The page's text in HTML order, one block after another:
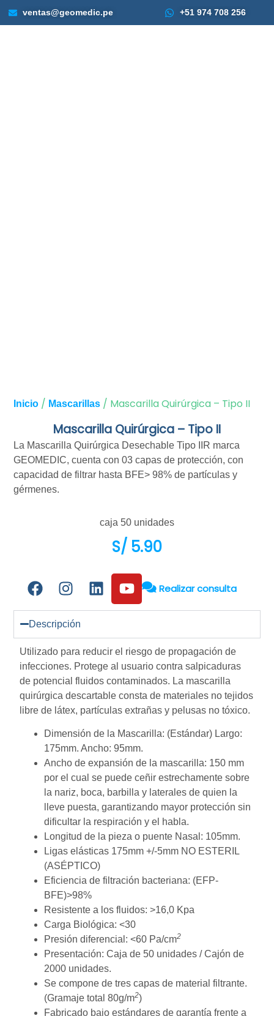
ventas@geomedic.pe +51 974 708 256
Inicio / Mascarillas / Mascarilla Quirúrgica – Tipo II
Mascarilla Quirúrgica – Tipo II
La Mascarilla Quirúrgica Desechable Tipo IIR marca
GEOMEDIC, cuenta con 03 capas de protección, con
capacidad de filtrar hasta BFE> 98% de partículas y
gérmenes.
S/ 5.90
caja 50 unidades
Realizar consulta
Descripción
Utilizado para reducir el riesgo de propagación de
infecciones. Protege al usuario contra salpicaduras
de potencial fluidos contaminados. La mascarilla
quirúrgica descartable consta de materiales no tejidos
libre de látex, partículas extrañas y pelusas no tóxico.
Dimensión de la Mascarilla: (Estándar) Largo:
175mm. Ancho: 95mm.
Ancho de expansión de la mascarilla: 150 mm
por el cual se puede ceñir estrechamente sobre
la nariz, boca, barbilla y laterales de quien la
lleve puesta, garantizando mayor protección sin
dificultar la respiración y el habla.
Longitud de la pieza o puente Nasal: 105mm.
Ligas elásticas 175mm +/-5mm NO ESTERIL
(ASÉPTICO)
Eficiencia de filtración bacteriana: (EFP-
BFE)>98%
Resistente a los fluidos: >16,0 Kpa
Carga Biológica: <30
Presión diferencial: <60 Pa/cm2
Presentación: Caja de 50 unidades / Cajón de
2000 unidades.
Se compone de tres capas de material filtrante.
(Gramaje total 80g/m2)
Fabricado bajo estándares de garantía frente a